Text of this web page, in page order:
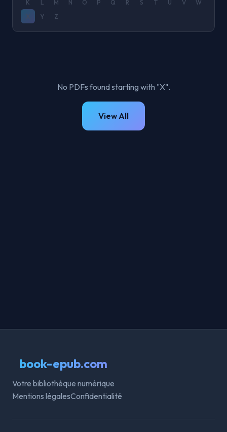
K
L M N O P Q R S T U V
W
Y Z
No PDFs found starting with "X".
View All
book-epub.com
Votre bibliothèque numérique
Mentions légalesConfidentialité